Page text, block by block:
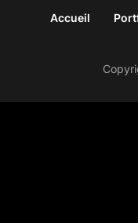
Accueil